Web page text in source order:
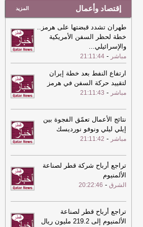
إقتصاد وأعمال المزيد
طهران تشدد قبضتها على هرمز..
خطة لحظر السفن الأمريكية
والإسرائيلي...
مباشر -
21:11:44
ارتفاع النفط بعد خطة إيران
لتقييد حركة السفن في هرمز
مباشر -
21:11:43
نتائج الأعمال تعمّق الفجوة بين
إيلي ليلي ونوفو نورديسك
مباشر -
21:11:42
تراجع أرباح شركة قطر لصناعة
الألمنيوم
الشرق -
20:22:46
تراجع أرباح قطر لصناعة
الألمنيوم إلى 219.2 مليون ريال